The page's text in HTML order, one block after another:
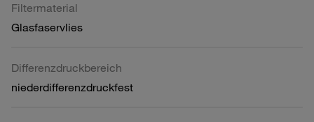
Filtermaterial
Glasfaservlies
Differenzdruckbereich
niederdifferenzdruckfest